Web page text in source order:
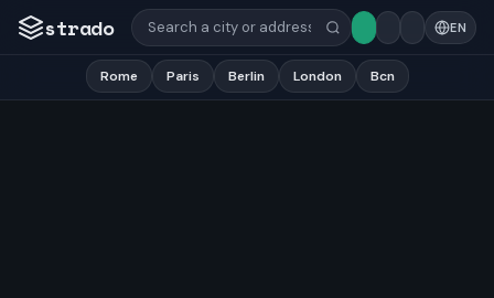
strado EN
Rome Paris Berlin London Bcn